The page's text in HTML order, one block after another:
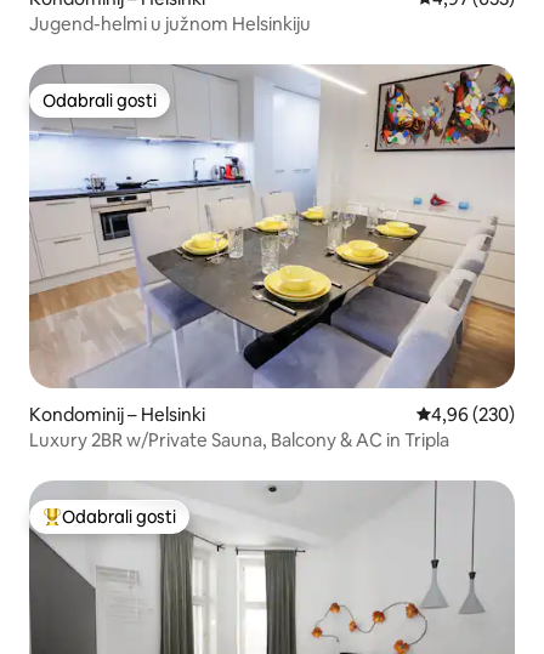
Jugend-helmi u južnom Helsinkiju
Odabrali gosti
Odabrali gosti
Kondominij – Helsinki Prosječna
4,96 (230)
Luxury 2BR w/Private Sauna, Balcony & AC in Tripla
Među najviše rangiranima s oznakom „Odabrali gosti”
Odabrali gosti